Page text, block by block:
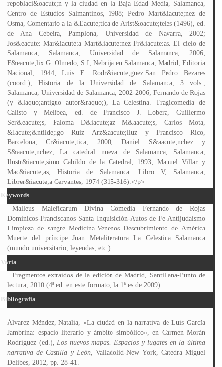
repoblaci&oacute;n y la ciudad en la Baja Edad Media, Salamanca,
Centro de Estudios Salmantinos, 1988; Pedro Mart&iacute;nez de
Osma, Comentario a la &Eacute;tica de Arist&oacute;teles (1496), ed.
de Ana Cebeira, Pamplona, Universidad de Navarra, 2002;
Jos&eacute; Mar&iacute;a Mart&iacute;nez Fr&iacute;as, El cielo de
Salamanca, Salamanca, Universidad de Salamanca, 2006;
F&eacute;lix G. Olmedo, S.I, Nebrija en Salamanca, Madrid, Editoria
Nacional, 1944; Luis E. Rodr&iacute;guez.San Pedro Bezares
(coord.), Historia de la Universidad de Salamanca, 3 vols.,
Salamanca, Universidad de Salamanca, 2002-2006; Fernando de Rojas
(y &laquo;antiguo autor&raquo;), La Celestina. Tragicomedia de
Calisto y Melibea, ed. de Francisco J. Lobera, Guillermo
Ser&eacute;s, Paloma D&iacute;az M&aacute;s, Carlos Mota,
&Iacute;&ntilde;igo Ruiz Arz&aacute;lluz y Francisco Rico,
Barcelona, Cr&iacute;tica, 2000; Daniel S&aacute;nchez y
S&aacute;nchez, La catedral nueva de Salamanca, Salamanca,
Ilustr&iacute;simo Cabildo de la Catedral, 1993; Manuel Villar y
Mac&iacute;as, Historia de Salamanca. Libro V, Salamanca,
Librer&iacute;a Cervantes, 1974 (315-316).</p>
Keywords
Malleus Maleficarum Divina Comedia Fernando de Rojas
Dominicos-Franciscanos Santa Inquisición-Autos de Fe-Antijudaísmo
Limpieza de sangre Medicina-Venenos Descubrimiento de América
Muerte del príncipe Juan Metaliteratura La Celestina Salamanca
(mundo universitario, leyendas, etc.)
Varia
Fragmentos extraídos de la edición de Madrid, Santillana-Punto de
lectura, 2010 (4ª ed. en este formato, la 1ª es de 2009)
Bibliografia
Álvarez Méndez, Natalia, «La ciudad en la narrativa de Luis García
Jambrina: espacio literario y ámbito simbólico», en Carmen Morán
Rodríguez (ed.), Los nuevos mapas. Espacios y lugares en la última
narrativa de Castilla y León, Valladolid-New York, Cátedra Miguel
Delibes, 2012, pp. 28-41.